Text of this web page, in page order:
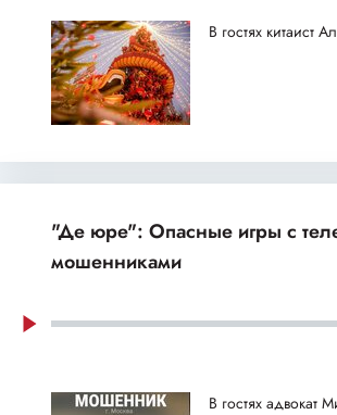
В гостях китаист
"Де юре": Опасные игры с
мошенниками
В гостях адвокат